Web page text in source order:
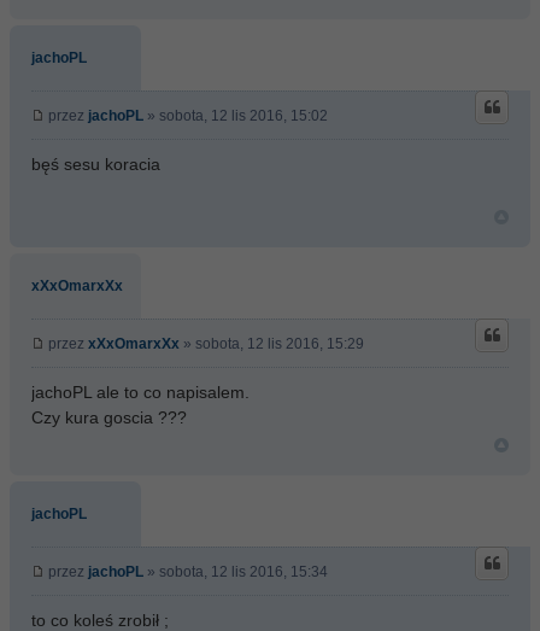
jachoPL
przez jachoPL » sobota, 12 lis 2016, 15:02
bęś sesu koracia
xXxOmarxXx
przez xXxOmarxXx » sobota, 12 lis 2016, 15:29
jachoPL ale to co napisalem.
Czy kura goscia ???
jachoPL
przez jachoPL » sobota, 12 lis 2016, 15:34
to co koleś zrobił ;